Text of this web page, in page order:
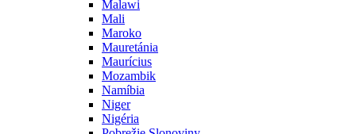
Malawi
Mali
Maroko
Mauretánia
Maurícius
Mozambik
Namíbia
Niger
Nigéria